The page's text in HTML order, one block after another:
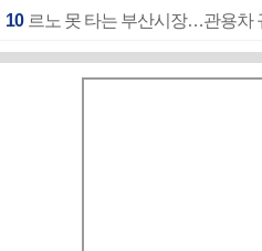
10 르노 못 타는 부산시장…관용차